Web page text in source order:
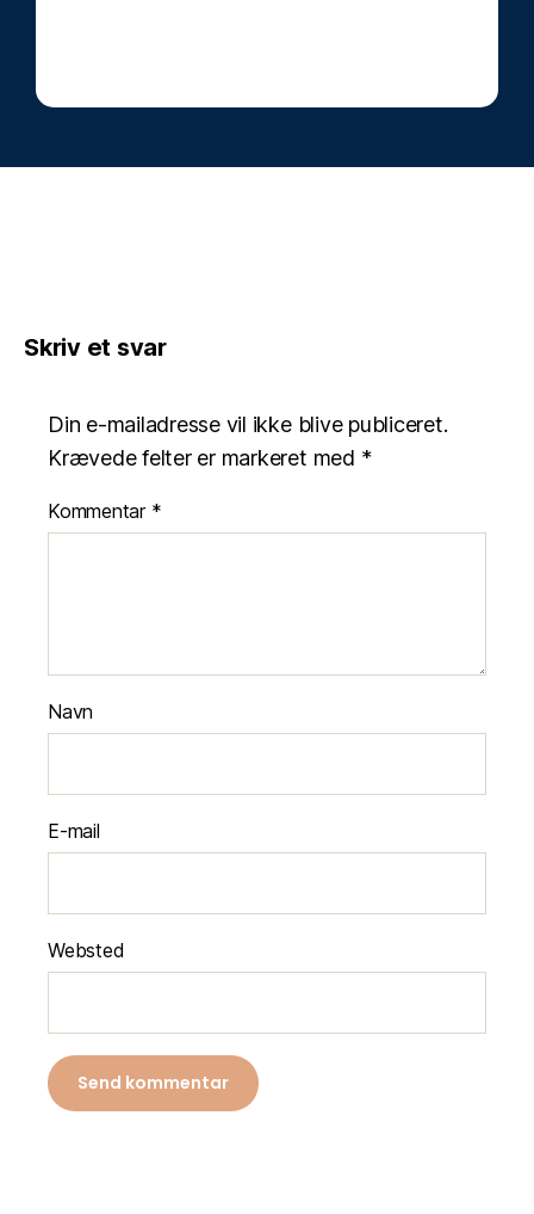
Skriv et svar
Din e-mailadresse vil ikke blive publiceret.
Krævede felter er markeret med *
Kommentar *
Navn
E-mail
Websted